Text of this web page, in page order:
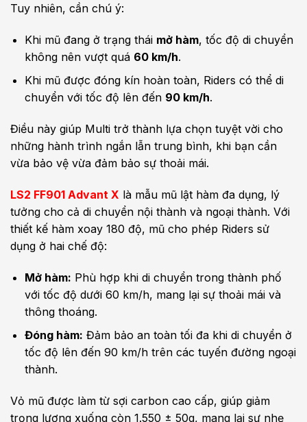
Tuy nhiên, cần chú ý:
Khi mũ đang ở trạng thái mở hàm, tốc độ di chuyển
không nên vượt quá 60 km/h.
Khi mũ được đóng kín hoàn toàn, Riders có thể di
chuyển với tốc độ lên đến 90 km/h.
Điều này giúp Multi trở thành lựa chọn tuyệt vời cho
những hành trình ngắn lẫn trung bình, khi bạn cần
vừa bảo vệ vừa đảm bảo sự thoải mái.
LS2 FF901 Advant X là mẫu mũ lật hàm đa dụng, lý
tưởng cho cả di chuyển nội thành và ngoại thành. Với
thiết kế hàm xoay 180 độ, mũ cho phép Riders sử
dụng ở hai chế độ:
Mở hàm: Phù hợp khi di chuyển trong thành phố
với tốc độ dưới 60 km/h, mang lại sự thoải mái và
thông thoáng.
Đóng hàm: Đảm bảo an toàn tối đa khi di chuyển ở
tốc độ lên đến 90 km/h trên các tuyến đường ngoại
thành.
Vỏ mũ được làm từ sợi carbon cao cấp, giúp giảm
trọng lượng xuống còn 1.550 ± 50g, mang lại sự nhẹ